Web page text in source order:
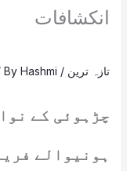
انکشافات
تازہ ترین /
ByHashmi
چڑہوئی کے
ہونیوالے